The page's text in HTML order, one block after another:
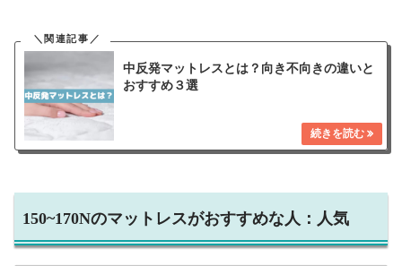
中反発マットレスとは？向き不向きの違いと
おすすめ３選
150~170Nのマットレスがおすすめな人：人気